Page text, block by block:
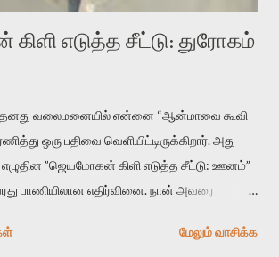
எடுத்த சீட்டு: துரோகம்
தனது வலைமனையில் என்னை “ஆன்மாவை கூவி
ஒரு பதிவை வெளியிட்டிருக்கிறார். அது
”ஜெயமோகன் கிளி எடுத்த சீட்டு: ஊனம்”
பாணியிலான எதிர்வினை. நான் அவரை
பலரும் அவருக்காக இரக்கப்பட்டார்கள்.
மேலும் வாசிக்க